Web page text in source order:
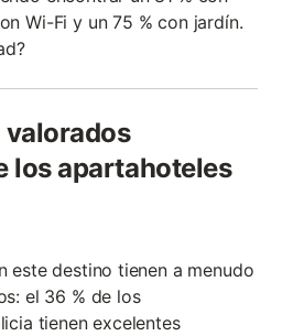
Wi-Fi y un 75 % con jardín.
valorados
los apartahoteles
este destino tienen a menudo
el 36 % de los
tienen excelentes